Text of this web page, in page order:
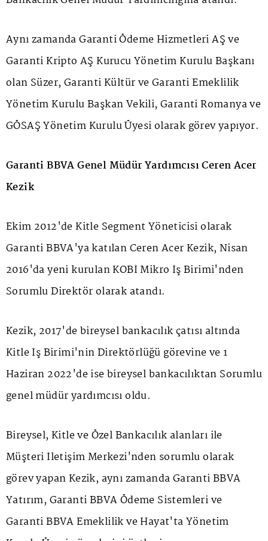
Aynı zamanda Garanti Ödeme Hizmetleri AŞ ve
Garanti Kripto AŞ Kurucu Yönetim Kurulu Başkanı
olan Süzer, Garanti Kültür ve Garanti Emeklilik
Yönetim Kurulu Başkan Vekili, Garanti Romanya ve
GÖSAŞ Yönetim Kurulu Üyesi olarak görev yapıyor.
Garanti BBVA Genel Müdür Yardımcısı Ceren Acer
Kezik
Ekim 2012'de Kitle Segment Yöneticisi olarak
Garanti BBVA'ya katılan Ceren Acer Kezik, Nisan
2016'da yeni kurulan KOBİ Mikro İş Birimi'nden
Sorumlu Direktör olarak atandı.
Kezik, 2017'de bireysel bankacılık çatısı altında
Kitle İş Birimi'nin Direktörlüğü görevine ve 1
Haziran 2022'de ise bireysel bankacılıktan Sorumlu
genel müdür yardımcısı oldu.
Bireysel, Kitle ve Özel Bankacılık alanları ile
Müşteri İletişim Merkezi'nden sorumlu olarak
görev yapan Kezik, aynı zamanda Garanti BBVA
Yatırım, Garanti BBVA Ödeme Sistemleri ve
Garanti BBVA Emeklilik ve Hayat'ta Yönetim